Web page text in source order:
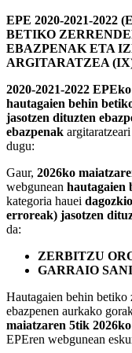
EPE 2020-2021-2022
BETIKO
EBAZPENAK ETA
ARGITARATZEA
2020-2021-2022
hautagaien behin
jasotzen dituzten
ebazpenak
dugu:
Gaur, 2026ko
webgunean hautagaien
kategoria hauei
erroreak) jasotzen
da:
ZERBITZU
GARRAIO
Hautagaien behin betiko
ebazpenen aurkako
maiatzaren 5tik
EPEren webgunean